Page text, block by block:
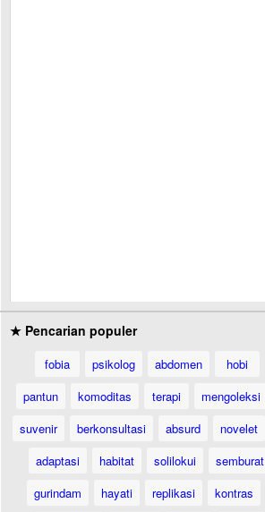
★ Pencarian populer
fobia psikolog abdomen hobi
pantun
komoditas terapi mengoleksi
suvenir
berkonsultasi absurd novelet
adaptasi
habitat solilokui semburat
gurindam
hayati replikasi kontras